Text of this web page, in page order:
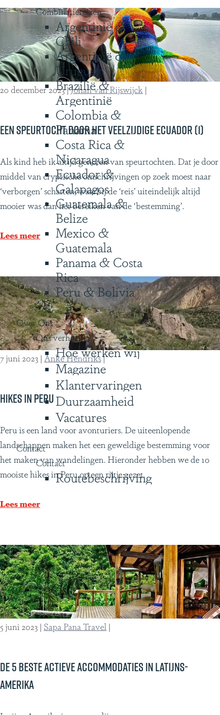
Combinatiereizen
Argentinië &
Chili
Argentinië &
Uruguay
Brazilië &
Argentinië
Colombia &
Panama
Costa Rica &
Nicaragua
Ecuador &
Galapagos
Guatemala &
Belize
Mexico &
Guatemala
Panama & Costa
Rica
Peru & Bolivia
Over Ons
Ons verhaal
Hoe werken wij
Magazine
Klantervaringen
Duurzaamheid
Vacatures
Contact
Contact
Routebeschrijving
g
i
ë
o
t
d
o
h
t
e
z
d
i
g
e
E
c
u
d
(
2
)
Een speurtocht door het veelzijdige Ecuador (1)
20 december 2023|Johan van Rijswijck |
E
e
n
s
e
t
o
c
h
t
d
o
r
e
t
v
l
j
d
i
g
e
E
c
a
o
Als kind heb ik altijd genoten van speurtochten. Dat je door
middel van cryptische omschrijvingen op zoek moest naar
‘verborgen’ schatten, waarbij de ‘reis’ uiteindelijk altijd
mooier was dan het bereiken van de ‘bestemming’.
Lees meer
Hikes in Peru
7 juni 2023 | Anke Hendriks|
H
i
k
e
i
e
r
u
Peru is een land voor avonturiers. De uiteenlopende
landschappen maken het een geweldige bestemming voor
het maken van wandelingen. Hieronder hebben we de 10
mooiste hikes in Peru op een rijtje gezet.
Lees meer
De 5 beste actieve accommodaties in Latijns-
Amerika
5 juni 2023 | Sapa Pana Travel |